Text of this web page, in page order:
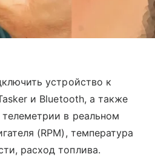
устройство к
и Bluetooth, а также
в реальном
(RPM), температура
расход топлива.